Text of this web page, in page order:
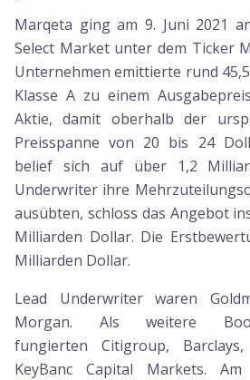
Marqeta ging am 9. Juni 2021
Select Market unter dem Ticker
Unternehmen emittierte rund
Klasse A zu einem
Aktie, damit oberhalb der
Preisspanne von 20 bis 24
belief sich auf über 1,2
Underwriter ihre
ausübten, schloss das Angebot
Milliarden Dollar. Die
Milliarden Dollar.
Lead Underwriter waren
Morgan. Als weitere Book-
fungierten Citigroup,
KeyBanc Capital Markets.